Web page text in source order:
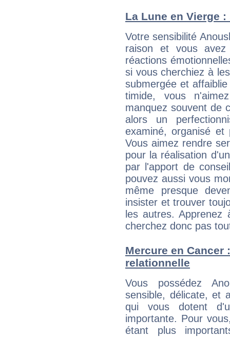
La Lune en Vierge
Votre sensibilité
raison et vous
réactions
si vous cherchiez à
submergée et
timide, vous
manquez souvent de
alors un
examiné, organisé et
Vous aimez rendre
pour la réalisation
par l'apport de
pouvez aussi vous
même presque
insister et trouver
les autres.
cherchez donc pas
Mercure en
relationnelle
Vous possédez
sensible, délicate, et
qui vous dotent
importante. Pour
étant plus